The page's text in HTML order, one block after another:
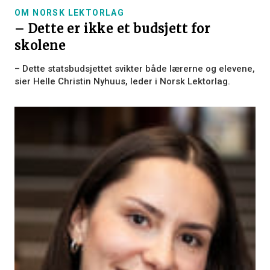
OM NORSK LEKTORLAG
– Dette er ikke et budsjett for
skolene
– Dette statsbudsjettet svikter både lærerne og elevene,
sier Helle Christin Nyhuus, leder i Norsk Lektorlag.